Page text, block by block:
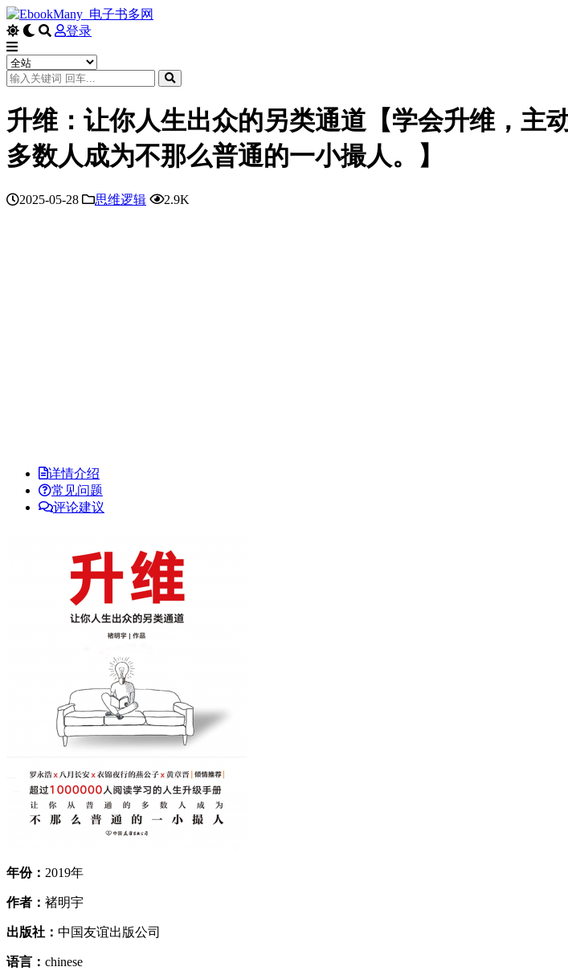
登录
升维：让你人生出众的另类通道【学会升维，主
多数人成为不那么普通的一小撮人。】
2025-05-28 思维逻辑 2.9K
详情介绍
常见问题
评论建议
年份： 2019年
作者： 褚明宇
出版社： 中国友谊出版公司
语言： chinese